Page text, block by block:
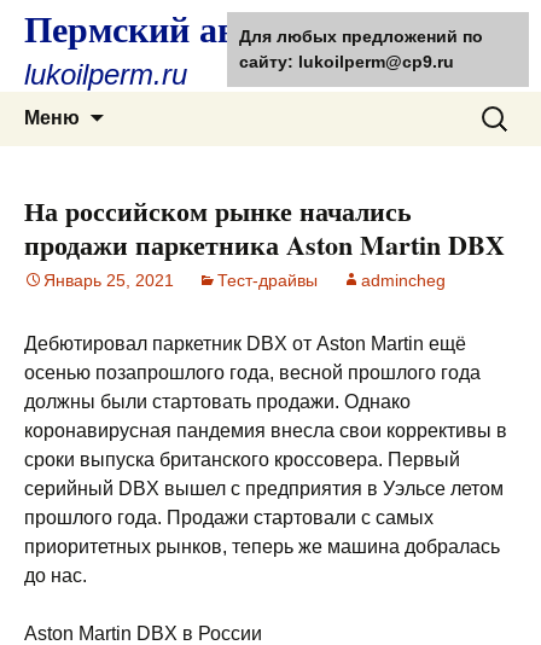
Пермский автолюбитель
lukoilperm.ru
Меню
Найти:
На российском рынке начались
продажи паркетника Aston Martin DBX
Январь 25, 2021 Тест-драйвы admincheg
Дебютировал паркетник DBX от Aston Martin ещё
осенью позапрошлого года, весной прошлого года
должны были стартовать продажи. Однако
коронавирусная пандемия внесла свои коррективы в
сроки выпуска британского кроссовера. Первый
серийный DBX вышел с предприятия в Уэльсе летом
прошлого года. Продажи стартовали с самых
приоритетных рынков, теперь же машина добралась
до нас.
Aston Martin DBX в России
Для любых предложений по
сайту: lukoilperm@cp9.ru